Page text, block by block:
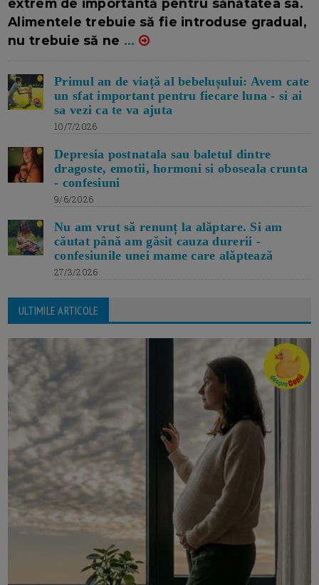
extrem de importantă pentru sănătatea sa.
Alimentele trebuie să fie introduse gradual,
nu trebuie să ne ...
Primul an de viață al bebelușului: Avem cate
un sfat important pentru fiecare luna - si ai
sa vezi ca te va ajuta
10/7/2026
Depresia postnatala sau baletul dintre
dragoste, emotii, hormoni si oboseala crunta
- confesiuni
9/6/2026
Nu am vrut să renunț la alăptare. Si am
căutat până am găsit cauza durerii -
confesiunile unei mame care alăptează
27/3/2026
ULTIMILE ARTICOLE